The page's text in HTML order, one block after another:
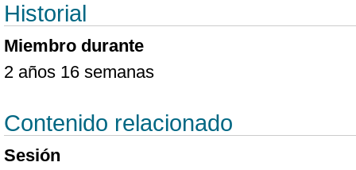
Historial
Miembro durante
2 años 16 semanas
Contenido relacionado
Sesión